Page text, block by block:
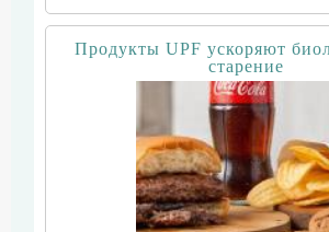
Продукты UPF ускоряют
старение